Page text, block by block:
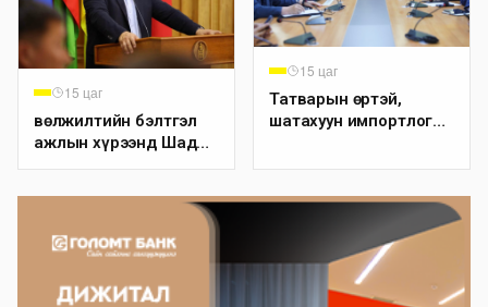
15 цаг
Өвөлжилтийн бэлтгэл
ажлын хүрээнд Шадар
сайд Н.Номтойбаяр
15 цаг
Татварын өртэй,
шатахуун импортлогч